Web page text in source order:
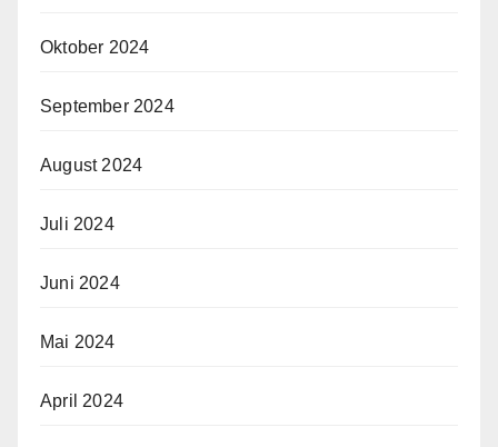
Oktober 2024
September 2024
August 2024
Juli 2024
Juni 2024
Mai 2024
April 2024